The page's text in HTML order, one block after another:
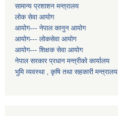
सामान्य प्रशाशन मन्त्रालय
लोक सेवा आयोग
आयोग--- नेपाल कानुन आयोग
आयोग--- लोकसेवा आयोग
आयोग--- शिक्षक सेवा आयोग
नेपाल सरकार प्रधान मन्त्रीको कार्यालय
भुमि व्यवस्था , कृषि तथा सहकारी मन्त्रालय